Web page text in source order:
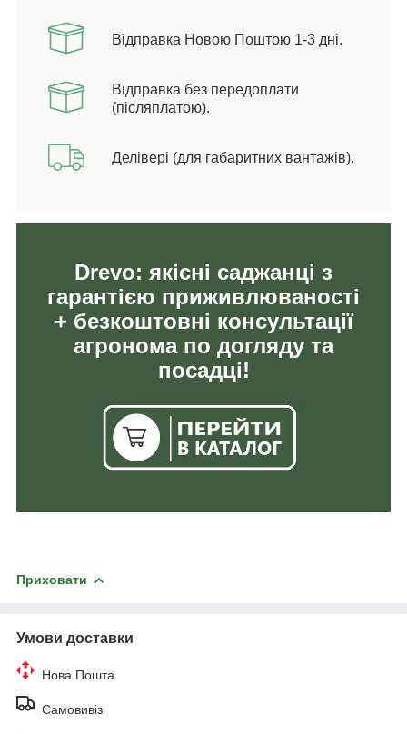
Відправка Новою Поштою 1-3 дні.
Відправка без передоплати
(післяплатою).
Делівері (для габаритних вантажів).
Drevo: якісні саджанці з
гарантією приживлюваності
+ безкоштовні консультації
агронома по догляду та
посадці!
Приховати
Умови доставки
Нова Пошта
Самовивіз